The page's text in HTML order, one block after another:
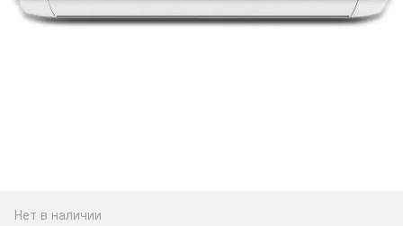
Нет в наличии